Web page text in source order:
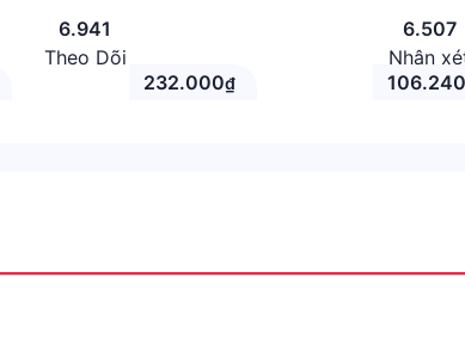
6.941
Theo Dõi
6.507
Nhận
232.000₫ 106.240